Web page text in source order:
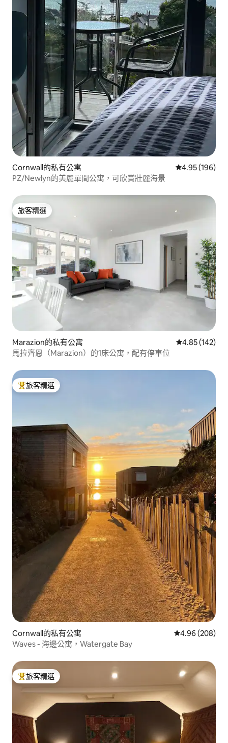
Cornwall的私有公寓 從 196 則評價
4.95 (196)
PZ/Newlyn的美麗單間公寓，可欣賞壯麗海景
旅客精選
旅客精選
Marazion的私有公寓 從 142 則評價
4.85 (142)
馬拉齊恩（Marazion）的1床公寓，配有停車位
旅客精選榜首
旅客精選
Cornwall的私有公寓 從 208 則評價
4.96 (208)
Waves - 海邊公寓，Watergate Bay
旅客精選榜首
旅客精選